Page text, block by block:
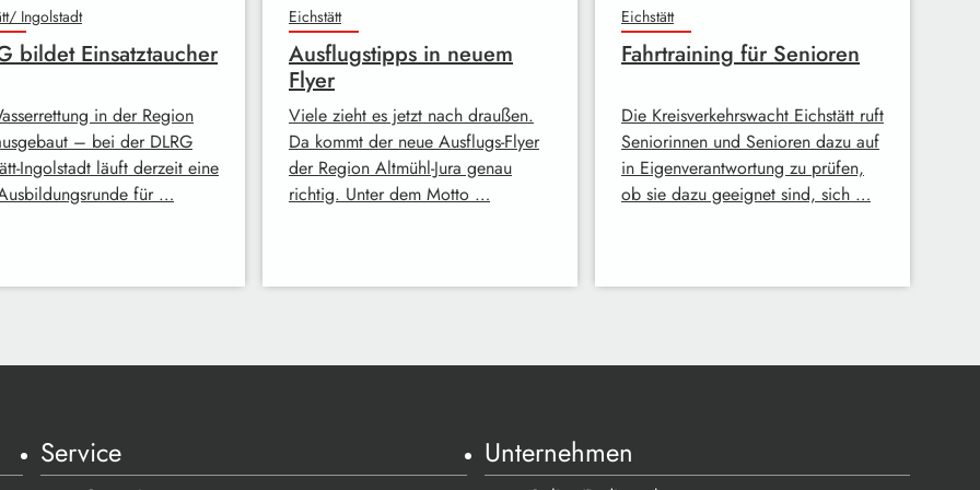
Ingolstadt
bildet Einsatztaucher
in der Region
– bei der DLRG
Ingolstadt läuft derzeit eine
für …
Eichstätt
Ausflugstipps in neuem
Flyer
Viele zieht es jetzt nach draußen.
Da kommt der neue Ausflugs-Flyer
der Region Altmühl-Jura genau
richtig. Unter dem Motto …
Eichstätt
Fahrtraining für Senioren
Die Kreisverkehrswacht Eichstätt ruft
Seniorinnen und Senioren dazu auf
in Eigenverantwortung zu prüfen,
ob sie dazu geeignet sind, sich …
Service Unternehmen